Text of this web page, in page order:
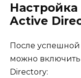
Active
После
можно включить
Directory: